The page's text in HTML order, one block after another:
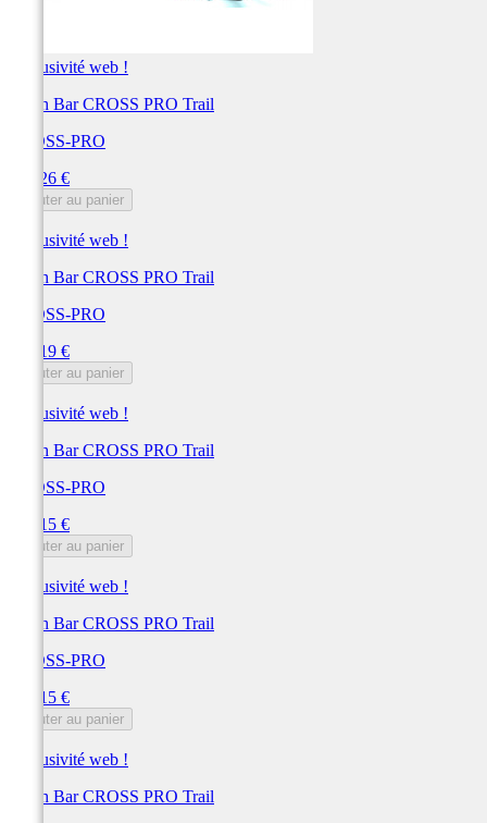
Exclusivité web !
Crash Bar CROSS PRO Trail
CROSS-PRO
291,26 €
Ajouter au panier
Exclusivité web !
Crash Bar CROSS PRO Trail
CROSS-PRO
289,19 €
Ajouter au panier
Exclusivité web !
Crash Bar CROSS PRO Trail
CROSS-PRO
287,15 €
Ajouter au panier
Exclusivité web !
Crash Bar CROSS PRO Trail
CROSS-PRO
287,15 €
Ajouter au panier
Exclusivité web !
Crash Bar CROSS PRO Trail